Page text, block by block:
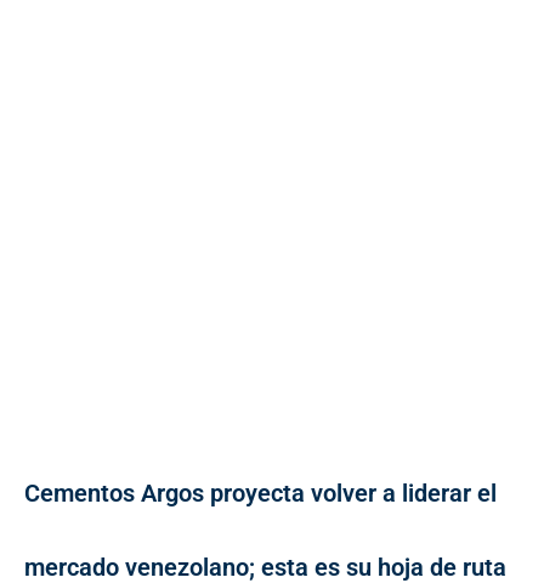
Cementos Argos proyecta volver a liderar el
mercado venezolano; esta es su hoja de ruta